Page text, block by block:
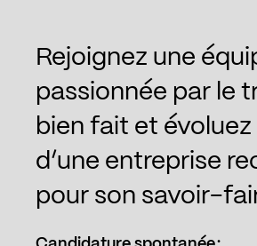
Rejoignez une
passionnée par le
bien fait et évoluez
d’une entreprise
pour son savoir-
450 486-7556
Facebook
Instagram